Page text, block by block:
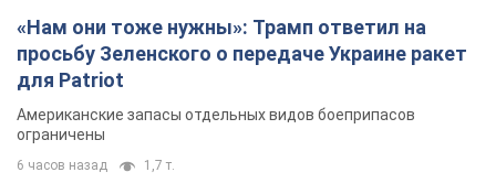
«Нам они тоже нужны»: Трамп ответил на
просьбу Зеленского о передаче Украине ракет
для Patriot
Американские запасы отдельных видов боеприпасов
ограничены
6 часов назад 1,7 т.